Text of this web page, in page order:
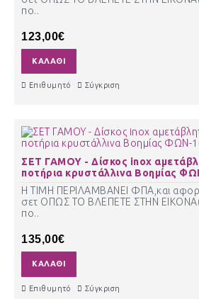
πο..
123,00€
ΚΑΛΆΘΙ
Επιθυμητό Σύγκριση
ΣΕΤ ΓΑΜΟΥ - Δίσκος inox
ποτήρια κρυστάλλινα Βοημίας
Η ΤΙΜΗ ΠΕΡΙΛΑΜΒΑΝΕΙ ΦΠΑ,και
σετ ΟΠΩΣ ΤΟ ΒΛΕΠΕΤΕ ΣΤΗΝ
πο..
135,00€
ΚΑΛΆΘΙ
Επιθυμητό Σύγκριση